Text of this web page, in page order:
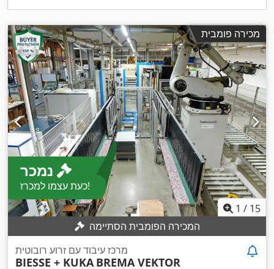
מכירה פומבית
כעת עצמו למכרז!
1 / 15
המכירה הפומבית הסתיימה
מרכז עיבוד עם זרוע רובוטית
BIESSE + KUKA BREMA VEKTOR